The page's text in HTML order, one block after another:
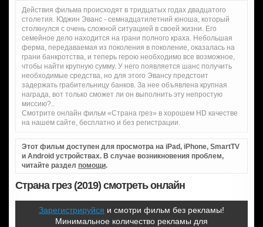
Действия фильма происходят в тридцатых годах двадцатого
столетия. Юджин Эванс - семнадцатилетний юноша, который
столкнулся с очень сложной ситуацией в своей жизни. Его
семейное дело находится на грани полного краха. Небольшая
ферма, передаваемая из поколения в поколение, оказалась на
грани банкротства, и теперь герою необходимо все возможное,
чтобы найти крупную сумму. У него появляется шанс получить
необходимые средства, но для этого Эвансу предстоит
задержать грабительницу банков. За нее объявлена крупная
награда, вот только сможет ли он выполнить эту непростую
миссию?..
Смотрите онлайн фильм «Страна грез» в хорошем HD качестве
на нашем сайте, бесплатно и без регистрации.
Этот фильм доступен для просмотра на iPad, iPhone, SmartTV
и Android устройствах. В случае возникновения проблем,
читайте раздел помощи.
Страна грез (2019) смотреть онлайн
Зарегистрируйся и смотри фильм без рекламы!
Минимальное количество рекламы для